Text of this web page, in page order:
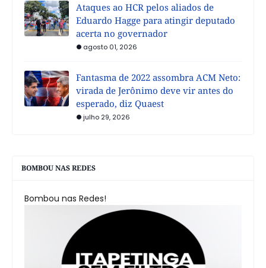
Ataques ao HCR pelos aliados de
Eduardo Hagge para atingir deputado
acerta no governador
agosto 01, 2026
Fantasma de 2022 assombra ACM Neto:
virada de Jerônimo deve vir antes do
esperado, diz Quaest
julho 29, 2026
BOMBOU NAS REDES
Bombou nas Redes!